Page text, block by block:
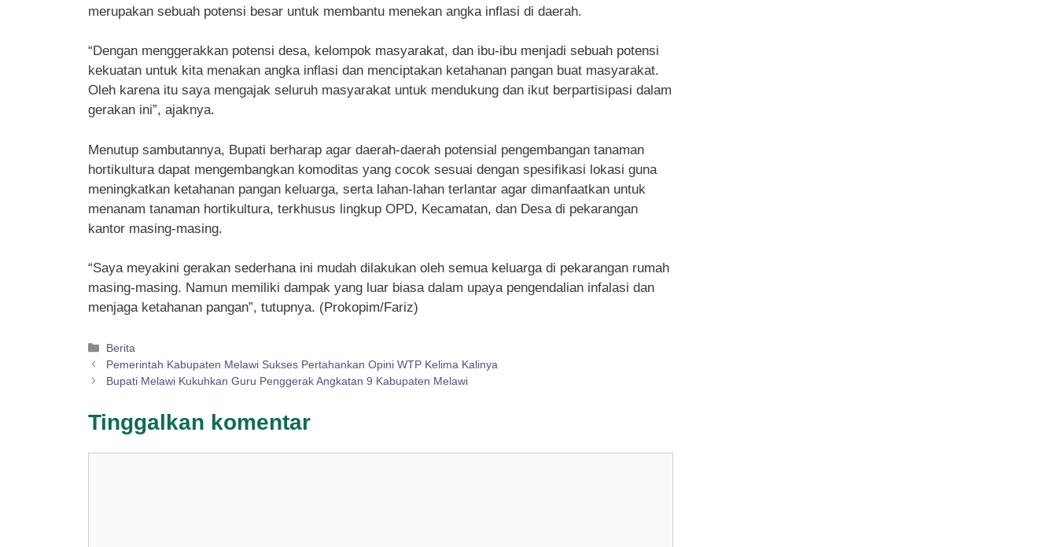
merupakan sebuah potensi besar untuk membantu menekan angka inflasi di daerah.
“Dengan menggerakkan potensi desa, kelompok masyarakat, dan ibu-ibu menjadi sebuah potensi
kekuatan untuk kita menakan angka inflasi dan menciptakan ketahanan pangan buat masyarakat.
Oleh karena itu saya mengajak seluruh masyarakat untuk mendukung dan ikut berpartisipasi dalam
gerakan ini”, ajaknya.
Menutup sambutannya, Bupati berharap agar daerah-daerah potensial pengembangan tanaman
hortikultura dapat mengembangkan komoditas yang cocok sesuai dengan spesifikasi lokasi guna
meningkatkan ketahanan pangan keluarga, serta lahan-lahan terlantar agar dimanfaatkan untuk
menanam tanaman hortikultura, terkhusus lingkup OPD, Kecamatan, dan Desa di pekarangan
kantor masing-masing.
“Saya meyakini gerakan sederhana ini mudah dilakukan oleh semua keluarga di pekarangan rumah
masing-masing. Namun memiliki dampak yang luar biasa dalam upaya pengendalian infalasi dan
menjaga ketahanan pangan”, tutupnya. (Prokopim/Fariz)
Kategori
Berita
Pemerintah Kabupaten Melawi Sukses Pertahankan Opini WTP Kelima Kalinya
Bupati Melawi Kukuhkan Guru Penggerak Angkatan 9 Kabupaten Melawi
Tinggalkan komentar